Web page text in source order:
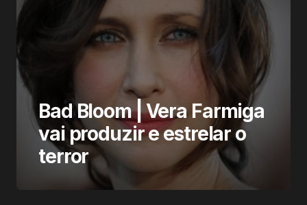
Bad Bloom | Vera Farmiga
vai produzir e estrelar o
terror